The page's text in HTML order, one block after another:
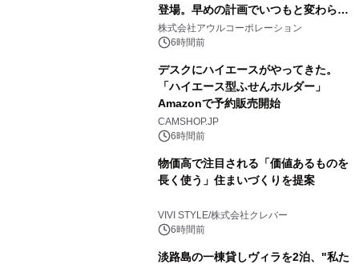
登場。早めの計画でいつもと変わらぬ
大人の冬旅を。ー夕日ヶ浦温泉「佳松
苑 別邸ふうか」ー
株式会社アウルコーポレーション
6時間前
デスクにハイエースがやってきた。
「ハイエース型ふせんホルダー」
Amazonで予約販売開始
CAMSHOP.JP
6時間前
物価高で注目される「価値あるものを
長く使う」住まいづくりを提案
VIVI STYLE/株式会社クレバー
6時間前
淡路島の一棟貸しヴィラを2泊、"私た